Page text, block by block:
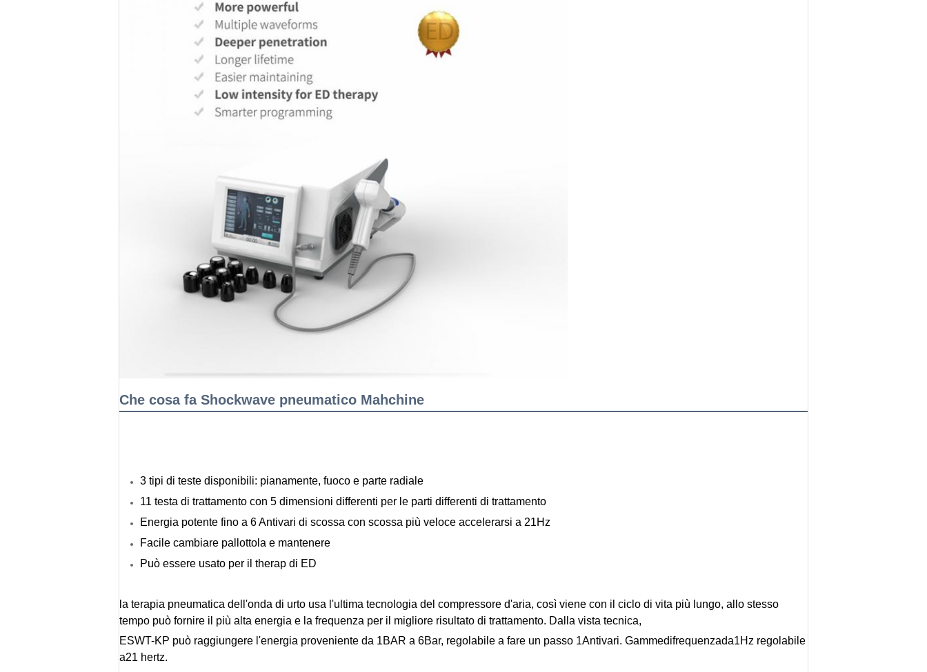
Che cosa fa Shockwave pneumatico Mahchine
3 tipi di teste disponibili: pianamente, fuoco e parte radiale
11 testa di trattamento con 5 dimensioni differenti per le parti differenti di trattamento
Energia potente fino a 6 Antivari di scossa con scossa più veloce accelerarsi a 21Hz
Facile cambiare pallottola e mantenere
Può essere usato per il therap di ED
la terapia pneumatica dell'onda di urto usa l'ultima tecnologia del compressore d'aria, così viene con il ciclo di vita più lungo, allo stesso
tempo può fornire il più alta energia e la frequenza per il migliore risultato di trattamento. Dalla vista tecnica,
ESWT-KP può raggiungere l'energia proveniente da 1BAR a 6Bar, regolabile a fare un passo 1Antivari. Gammedifrequenzada1Hz regolabile
a21 hertz.